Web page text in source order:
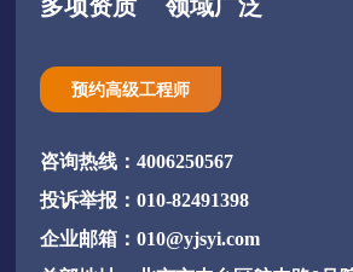
多项资质
领域广泛
预约高级工程师
咨询热线：4006250567
投诉举报：010-82491398
企业邮箱：010@yjsyi.com